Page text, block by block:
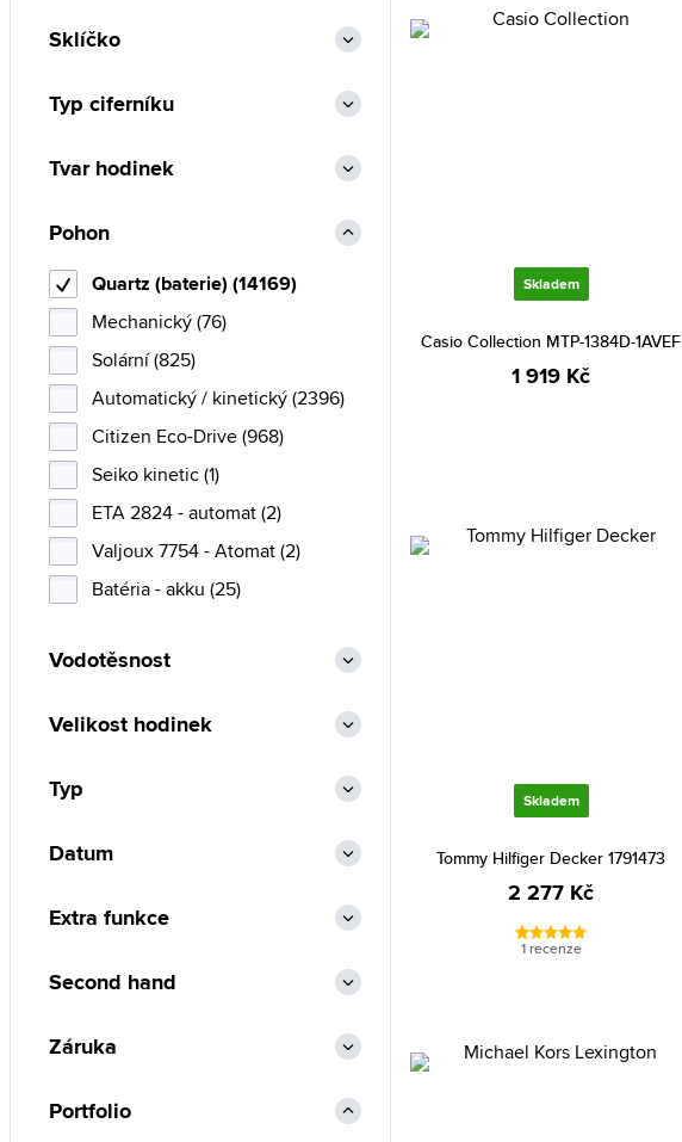
Skladem
Casio Collection MTP-1384D-1AVEF
1 919 Kč
Skladem
Tommy Hilfiger Decker 1791473
2 277 Kč
1 recenze
Emporio Armani (322)
Festina (786)
Furla (1)
Gant (176)
Guess (738)
Guess Collection (2)
Hamilton (6)
Heinrichssohn (9)
Hugo Boss (553)
Ingersoll (1)
Invicta (1432)
Iwood Real Wood (1)
Jacques Lemans (53)
Lee Cooper (17)
Lumir (51)
Maserati (174)
Sklíčko
Typ ciferníku
Tvar hodinek
Pohon
Quartz (baterie) (14169)
Mechanický (76)
Solární (825)
Automatický / kinetický (2396)
Citizen Eco-Drive (968)
Seiko kinetic (1)
ETA 2824 - automat (2)
Valjoux 7754 - Atomat (2)
Batéria - akku (25)
Vodotěsnost
Velikost hodinek
Typ
Datum
Extra funkce
Second hand
Záruka
Portfolio